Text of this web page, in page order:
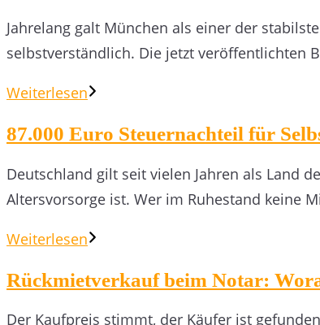
Jahrelang galt München als einer der
selbstverständlich. Die jetzt veröffentlichten
Weiterlesen
87.000 Euro Steuernachteil für
Deutschland gilt seit vielen Jahren als Land
Altersvorsorge ist. Wer im Ruhestand keine
Weiterlesen
Rückmietverkauf beim Notar:
Der Kaufpreis stimmt, der Käufer ist